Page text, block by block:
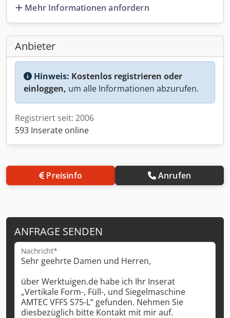
Mehr Informationen anfordern
Anbieter
Hinweis: Kostenlos registrieren oder
einloggen, um alle Informationen abzurufen.
Registriert seit: 2006
593 Inserate online
Preisinfo Anrufen
ANFRAGE SENDEN
Nachricht*